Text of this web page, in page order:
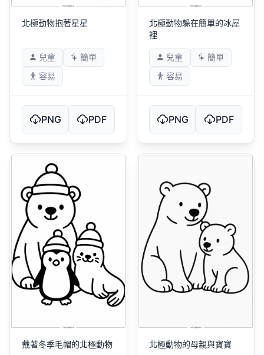
北極動物抱著星星
兒童
簡單
容易
PNG PDF
北極動物躲在簡單的冰屋
裡
兒童
簡單
容易
PNG PDF
戴著冬季毛帽的北極動物 北極動物的母親與寶寶